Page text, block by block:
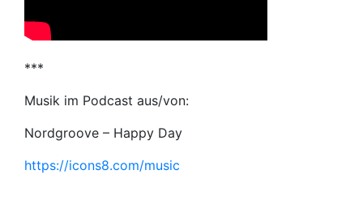
***
Musik im Podcast aus/von:
Nordgroove – Happy Day
https://icons8.com/music